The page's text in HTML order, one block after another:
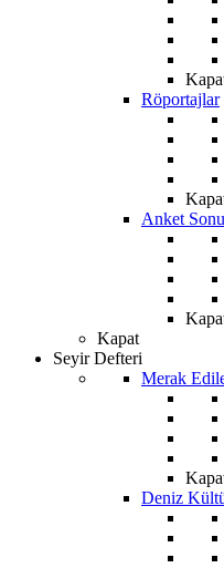
Röportajlar
Anket
Kapat
Seyir Defteri
Merak
Deniz